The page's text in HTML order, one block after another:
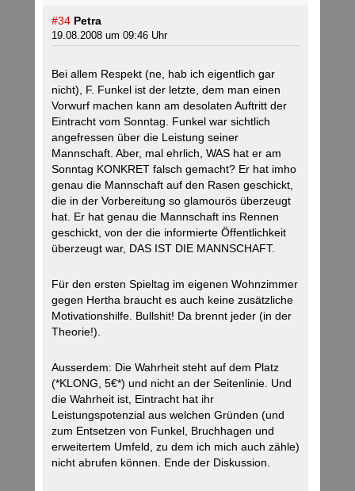
#34 Petra
19.08.2008 um 09:46 Uhr
Bei allem Respekt (ne, hab ich eigentlich gar
nicht), F. Funkel ist der letzte, dem man einen
Vorwurf machen kann am desolaten Auftritt der
Eintracht vom Sonntag. Funkel war sichtlich
angefressen über die Leistung seiner
Mannschaft. Aber, mal ehrlich, WAS hat er am
Sonntag KONKRET falsch gemacht? Er hat imho
genau die Mannschaft auf den Rasen geschickt,
die in der Vorbereitung so glamourös überzeugt
hat. Er hat genau die Mannschaft ins Rennen
geschickt, von der die informierte Öffentlichkeit
überzeugt war, DAS IST DIE MANNSCHAFT.
Für den ersten Spieltag im eigenen Wohnzimmer
gegen Hertha braucht es auch keine zusätzliche
Motivationshilfe. Bullshit! Da brennt jeder (in der
Theorie!).
Ausserdem: Die Wahrheit steht auf dem Platz
(*KLONG, 5€*) und nicht an der Seitenlinie. Und
die Wahrheit ist, Eintracht hat ihr
Leistungspotenzial aus welchen Gründen (und
zum Entsetzen von Funkel, Bruchhagen und
erweitertem Umfeld, zu dem ich mich auch zähle)
nicht abrufen können. Ende der Diskussion.